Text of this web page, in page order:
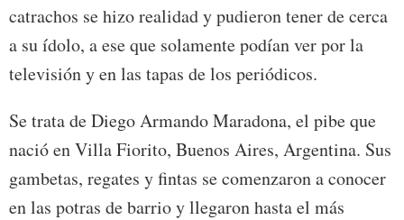
catrachos se hizo realidad y pudieron tener de cerca
a su ídolo, a ese que solamente podían ver por la
televisión y en las tapas de los periódicos.
Se trata de Diego Armando Maradona, el pibe que
nació en Villa Fiorito, Buenos Aires, Argentina. Sus
gambetas, regates y fintas se comenzaron a conocer
en las potras de barrio y llegaron hasta el más